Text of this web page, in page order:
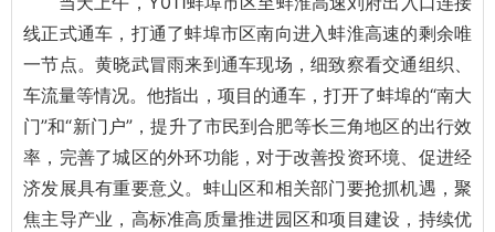
线正式通车，打通了蚌埠市区南向进入蚌淮高速的剩余唯
一节点。黄晓武冒雨来到通车现场，细致察看交通组织、
车流量等情况。他指出，项目的通车，打开了蚌埠的“南大
门”和“新门户”，提升了市民到合肥等长三角地区的出行效
率，完善了城区的外环功能，对于改善投资环境、促进经
济发展具有重要意义。蚌山区和相关部门要抢抓机遇，聚
焦主导产业，高标准高质量推进园区和项目建设，持续优